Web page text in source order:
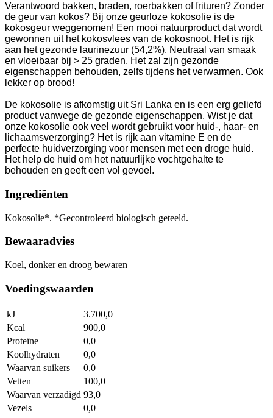
Verantwoord bakken, braden, roerbakken of frituren? Zonder
de geur van kokos? Bij onze geurloze kokosolie is de
kokosgeur weggenomen! Een mooi natuurproduct dat wordt
gewonnen uit het kokosvlees van de kokosnoot. Het is rijk
aan het gezonde laurinezuur (54,2%). Neutraal van smaak
en vloeibaar bij > 25 graden. Het zal zijn gezonde
eigenschappen behouden, zelfs tijdens het verwarmen. Ook
lekker op brood!
De kokosolie is afkomstig uit Sri Lanka en is een erg geliefd
product vanwege de gezonde eigenschappen. Wist je dat
onze kokosolie ook veel wordt gebruikt voor huid-, haar- en
lichaamsverzorging? Het is rijk aan vitamine E en de
perfecte huidverzorging voor mensen met een droge huid.
Het help de huid om het natuurlijke vochtgehalte te
behouden en geeft een vol gevoel.
Ingrediënten
Kokosolie*. *Gecontroleerd biologisch geteeld.
Bewaaradvies
Koel, donker en droog bewaren
Voedingswaarden
kJ
3.700,0
Kcal
900,0
Proteïne
0,0
Koolhydraten
0,0
Waarvan suikers
0,0
Vetten
100,0
Waarvan verzadigd 93,0
Vezels
0,0